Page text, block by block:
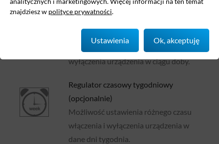
Opcja ustawienia czasu
wyłączenia urządzenia w ciągu doby.
Regulator czasowy tygodniowy
(opcjonalnie)
Możliwość ustawienia różnego czasu
włączenia i wyłączenia urządzenia w
dane dni tygodnia.
znajdziesz w polityce prywatności.
Ustawienia Ok, akceptuję